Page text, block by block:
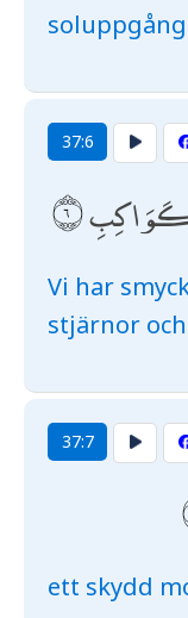
37:6
الْكَوَاكِبِ
Vi har
stjärnor
37:7
ett skydd